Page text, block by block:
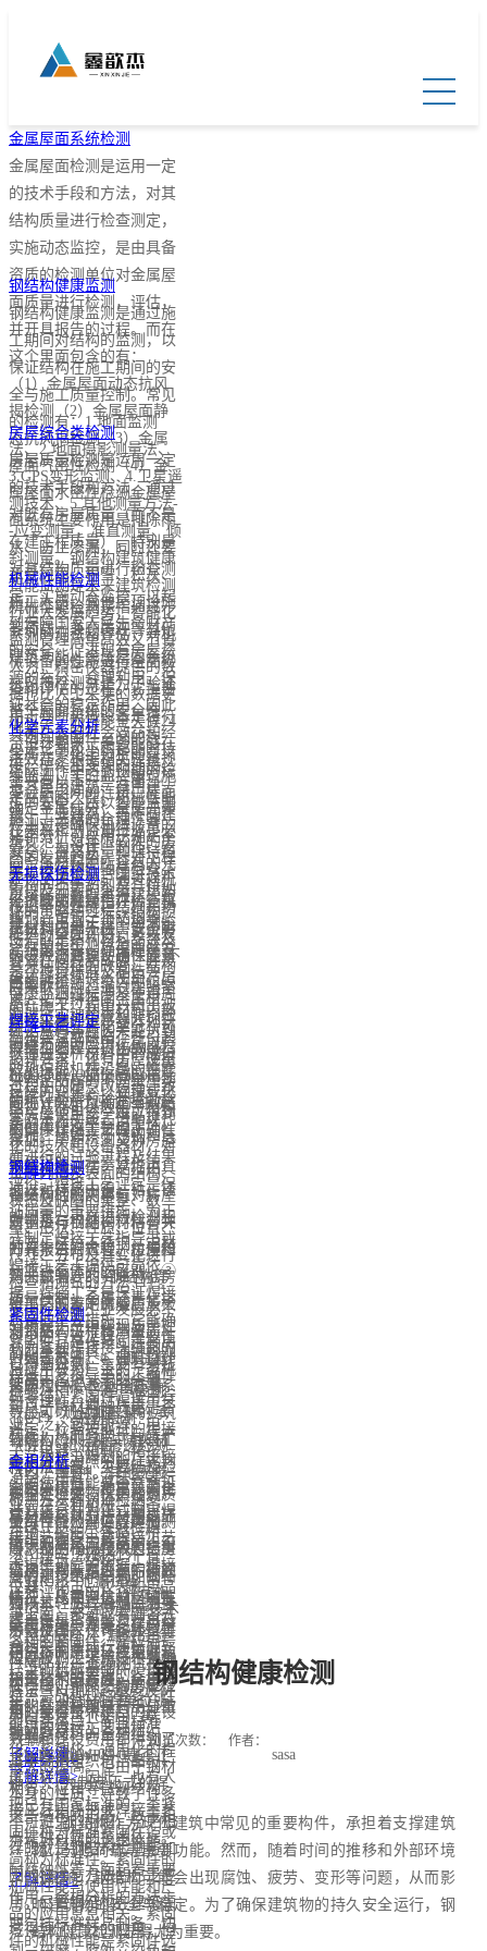
金属屋面系统检测
金属屋面检测是运用一定
的技术手段和方法，对其
结构质量进行检查测定，
实施动态监控，是由具备
资质的检测单位对金属屋
面质量进行检测，评估，
并开具报告的过程。而在
这个里面包含的有：
（1）金属屋面动态抗风
揭检测（2）金属屋面静
态抗风揭检测（3）金属
屋面气密性检测（4）金
属屋面水密性检测金属屋
面系统主要作用是排除雨
水、防止渗漏，同时还要
承受风雨、积雪、积灰、
施工人员、其他屋顶设施
等荷载，兼顾美观等其他
建筑功能。金属屋面系统
抗风揭检测就是为了验证
整个屋面系统的安全性
（例如紧固件之间的连
接、檩条和支架的连接、
复合层之间的连接、屋面
施工、选材的合理性等
等）。为设计、制作、安
装单位提供符合国家技术
经济政策和绿色评价，真
正做到技术先进、安全耐
久、经济合理、确保质量
目的。
了解详情>
钢结构健康监测
钢结构健康监测是通过施
工期间对结构的监测，以
保证结构在施工期间的安
全与施工质量控制。常见
的检测有：1.地面监测
法、2.地面摄影测量法、
3.GPS变形监测、4.卫星遥
测技术、5.其他测量方法-
-应变测量，准直测量、倾
斜测量。钢结构建筑健康
智能监测是未来建筑检测
行业大发展趋势，智能化
监测管理简单高效又节省
人力，精密仪器提供的数
据也比人工采集的数据更
加科学，而且能全天候24
小无论刮风下雨都能时持
续监测，实时监控建筑施
工的安全。所以智能监测
在未来检测监测行业是必
然的发展趋势。针对工程
结构的损伤识别及其特征
化的策略和过程。结构损
伤指的是结构材料参数及
其几何特征的改变。结构
健康监测过程涉及使用周
期性采样的传感器阵列获
取结构响应，损伤敏感指
标的提取，损伤敏感指标
的统计分析以确定当前结
构健康状况等过程。
了解详情>
房屋综合类检测
房屋质量检测是运用一定
的技术手段和方法，通过
对既有房屋质量（而不是
在建工程质量），特别是
对其结构质量进行检查测
定，实施动态监控，以起
到保障国家人民生命财产
的安全，促进现有房屋资
源的充分、合理利用，保
证社会的稳定作用，因此
具有巨大的社会效益和经
济效益。根据相关建筑规
范（民用建筑、商用建
筑、工业建筑）等不同建
筑规范，对年限较久的房
屋，进行构件抽样检查。
以实际测数据进行建模验
算，并出具正规的检测鉴
定结果报告，确保建筑安
全才能继续投入使用。房
屋在施工过程中，由于被
偷工减料等原因未能达到
设计要求，还有房屋使用
过程中的随意改造等，致
使房屋使用安全难以得到
保证。房屋检测又称房屋
质量检测评估，是指由具
备资质的检测单位对房屋
质量进行检测，评估，并
开具报告的过程。房屋检
测一般需要的资质包括房
管部门颁发的房屋质量检
测资质、工程检测资质
（如江苏省）、建筑设计
资质和CMA检测资质等。
一般可以分为建（构）筑
物结构检测鉴定、建筑工
程司法鉴定、灾后结构检
测鉴定、文物保护建筑质
量综合检测评估等类别。
所涉及的检测技术包括房
屋检测技术、结构加固补
强技术、工程检测监测技
术以及国家认可实验室等
房屋检测上下游技术整合
在一起，可称之为房屋检
测的综合技术。
了解详情>
机械性能检测
机械性能检测是指通过一
系列的测试和评估，对机
械设备的性能进行全面检
查和评估的过程。它主要
用于判断机械设备是否符
合设计要求，是否能够在
实际工作中达到预期的稳
定性和耐久性。机械性能
检测对于确保机械设备的
安全、提高质量和保持稳
定性至关重要。通过对机
械设备的性能、结构和功
能进行全面评估，可以发
现潜在问题和故障，并及
时采取措施。通过实验室
测试、实地检查和非损检
测等方法的应用，可以有
效地保证机械设备的性能
稳定性和寿命，并提高设
备的工作效率和可靠性。
了解详情>
化学元素分析
金属元素化学分析的意义
主要有以下一些方面：①
确定金属成分：金属元素
化学分析可以用于确定不
同金属材料中所含有的元
素以及元素的含量，比如
纯铜、黄铜、不锈钢等。
这有助于检测合金的成分
是否符合标准及制造要
求。②分辨不同金属材
料：金属元素化学分析可
以通过分析材料中的成分
来判定所属的不同金属类
型，从而可以应用于材料
鉴别。比如：不锈钢和氢
氧化铝的三元素分析法，
通过对样品中镍、钴、锰
的测定，可以进行检测和
筛选，区分不锈钢、铝材
和亚铁氧体间的区别。③
质量控制：金属元素化学
分析是生产中实现质量控
制的重要工具。通过检测
样品中各个元素的含量，
可以了解材料的质量是否
稳定，从而有助于与生产
要求进行对照分析。④判
定污染情况：金属元素化
学分析可以分析材料或环
境中的金属元素含量，可
以用于判断是否有污染的
情况，比如常见的土壤重
金属污染检测等。在材料
研究、制造、环境监测和
质量控制等方面，金属元
素化学分析都具有十分重
要的意义。
了解详情>
无损探伤检测
无损检测就是指在检查机
械材料内部不损害或不影
响被检测对象使用性能,不
伤害被检测对象内部组织
的前提下，利用材料内部
结构异常或缺陷存在引起
的热、声、光、电、磁等
反应的变化，以物理或化
学方法为手段，借助现代
化的技术和设备器材，对
试件内部及表面的结构、
状态及缺陷的类型、数
量、形状、性质、位置、
尺寸、分布及其变化进行
检查和测试的方法 [1] 。
无损检测是工业发展必不
可少的有效工具，重要性
已得到公认。主要有射线
检验（RT）、超声检测
（UT）、磁粉检测
（MT）和液体渗透检测
（PT） 四种。其他无损
检测方法有涡流检测
（ECT）、声发射检测
（AE）、热像/红外
（TIR）、泄漏试验
（LT）、交流场测量技术
（ACFMT）、漏磁检验
（MFL）、远场测试检测
方法（RFT）、超声波衍
射时差法（TOFD）等。
了解详情>
焊接工艺评定
焊接工艺评定（Welding
Procedure Qualification，
简称WPQ) 为验证所拟定
的焊件焊接工艺的正确性
而进行的试验过程及结果
评价。焊接工艺评定是保
证质量的重要措施，为正
式制定焊接工艺指导书或
焊接工艺卡提供可靠依
据。焊接工艺是保证焊接
质量的重要措施，它能确
认为各种焊接接头编制的
焊接工艺指导书的正确性
和合理性。通过焊接工艺
评定，检验按拟订的焊接
工艺指导书焊制的焊接接
头的使用性能是否符合设
计要求，并为正式制定焊
接工艺指导书或焊接工艺
卡提供可靠的依据。焊接
工艺评定目的1、评定施
焊单位是否有能力焊出符
合相关国家或行业标准、
技术规范所要求的焊接接
头。2、验证施焊单位所
拟订的焊接工艺规程
（WPS或pWPS）是否正
确。3、为制定正式的焊
接工艺指导书或焊接工艺
卡提供可靠的技术依据。
了解详情>
钢结构检测
钢结构检测内容有：1、
对钢及与钢结构材料有关
的元素进行检验、拉伸和
弯曲试验。2、钢结构焊
接工艺的鉴定试验。3、
对钢结构进行超声波、X
射线等检测。4、测试框
架螺栓连接表面的防滑系
数。5、测试钢框架的承
载能力。6、测试防火材
料的性能等。主要涉及：
安全性检测、抗震检测、
使用性能检测、改造检测
等。钢结构已经成为最重
要的建筑结构形式。钢结
构以其轻质、高强、易变
形等优点，在许多大型工
程中被广泛采用。在各种
项目中，钢架结构的应
用，使得整个项目的建设
效率和建设费用都得到了
很大的提高。但由于钢材
本身的性质，导致了许多
不可避免的问题，与之相
伴的就是钢结构检测与加
固的技术与方法的广泛应
用。尽管钢结构在建筑领
域得到了广泛的应用，但
紧固件检测
紧固件，是作紧固连接用
且应用极为广泛的一类机
械零件。紧固件，使用行
业广泛，包括能源、电
子、电器、机械、化工、
冶金、模具、液压等等行
业，在各种机械、设备、
车辆、船舶、铁路、桥
梁、建筑、结构、工具、
仪器、化工、仪表和用品
等上面，都可以看到各式
各样的紧固件，是应用最
广泛的机械基础件。它的
特点是品种规格繁多，性
能用途各异，而且标准
化、系列化、通用化的程
度也极高。因此，也有人
把已有国家标准的一类紧
固件称为标准紧固件，或
简称为标准件。紧固件的
机械性能与使用性能和产
品的应用息息相关。紧固
件的机械性能是紧固件选
金相分析
金相分析是一种重要的金
属材料检测方法，通过显
微镜观察金属样品的组织
结构，揭示其内部的微观
特征，从而评估材料的性
能和质量。本文将探讨金
相分析的原理、应用以及
相关技术的发展。金相分
析的基本原理是利用显微
镜观察材料的金相组织，
其中金相组织包括晶粒、
相界、位错等微观结构。
这些结构的形态、数量和
分布对材料的力学性能、
耐腐蚀性等方面起着重要
作用。金相分析的方法主
要包括标准样品制备、切
钢结构健康检测
日期：
2024-04-07
浏览次数： 作者：
sasa
钢结构作为现代建筑中常见的重要构件，承担着支撑建筑
物、分担荷载等重要功能。然而，随着时间的推移和外部环境
的影响，钢结构可能会出现腐蚀、疲劳、变形等问题，从而影
响建筑物的安全与稳定。为了确保建筑物的持久安全运行，钢
结构健康检测显得尤为重要。